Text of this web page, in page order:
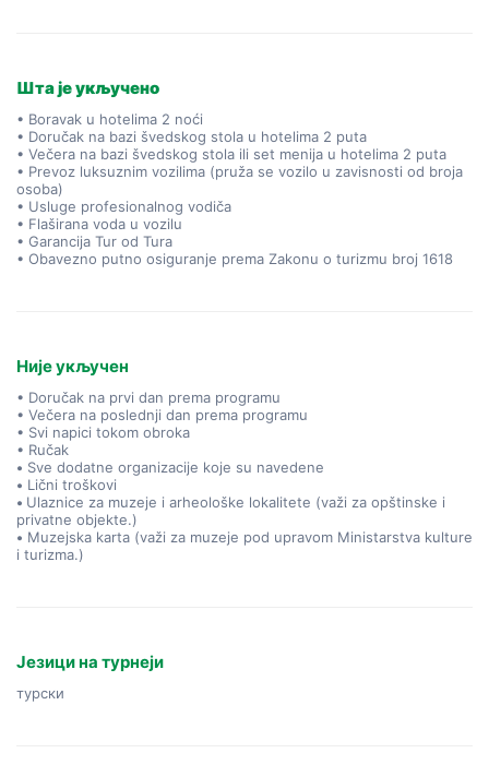
Шта је укључено
• Boravak u hotelima 2 noći
• Doručak na bazi švedskog stola u hotelima 2 puta
• Večera na bazi švedskog stola ili set menija u hotelima 2 puta
• Prevoz luksuznim vozilima (pruža se vozilo u zavisnosti od broja
osoba)
• Usluge profesionalnog vodiča
• Flaširana voda u vozilu
• Garancija Tur od Tura
• Obavezno putno osiguranje prema Zakonu o turizmu broj 1618
Није укључен
• Doručak na prvi dan prema programu
• Večera na poslednji dan prema programu
• Svi napici tokom obroka
• Ručak
• Sve dodatne organizacije koje su navedene
• Lični troškovi
• Ulaznice za muzeje i arheološke lokalitete (važi za opštinske i
privatne objekte.)
• Muzejska karta (važi za muzeje pod upravom Ministarstva kulture
i turizma.)
Језици на турнеји
турски